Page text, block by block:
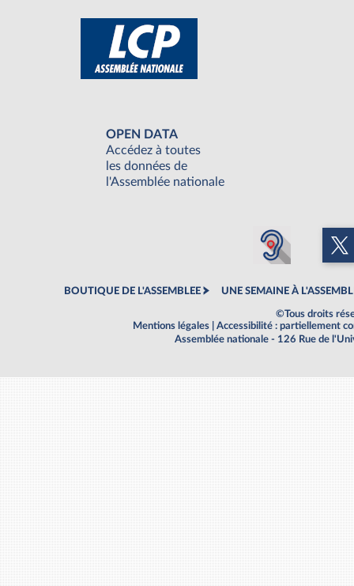
OPEN DATA
Accédez à toutes
les données de
l'Assemblée nationale
BOUTIQUE DE L'ASSEMBLEE UNE SEMAINE À
©Tous droits
Mentions légales
Accessibilité : partiellement
Assemblée nationale - 126 Rue de